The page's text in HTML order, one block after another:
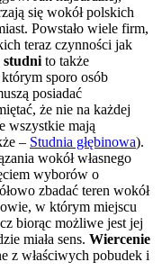
się wokół polskich
Powstało wiele firm,
teraz czynności jak
studni to także
sporo osób
posiadać
że nie na każdej
wszystkie mają
– Studnia głębinowa).
wokół własnego
wyborów o
zbadać teren wokół
w którym miejscu
biorąc możliwe jest jej
miała sens. Wiercenie
z właściwych pobudek i